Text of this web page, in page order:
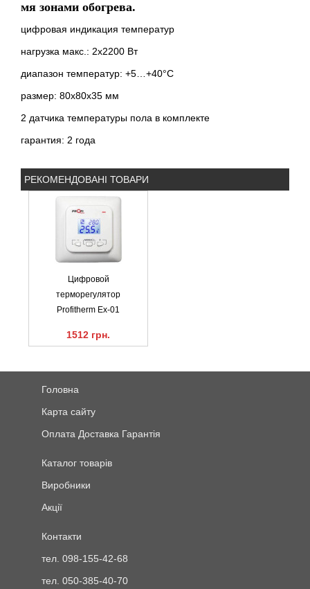
мя зонами обогрева.
цифровая индикация температур
нагрузка макс.: 2х2200 Вт
диапазон температур: +5…+40°С
размер: 80х80х35 мм
2 датчика температуры пола в комплекте
гарантия: 2 года
РЕКОМЕНДОВАНІ ТОВАРИ
Цифровой
терморегулятор
Profitherm Ex-01
1512 грн.
Головна
Карта сайту
Оплата Доставка Гарантія
Каталог товарів
Виробники
Акції
Контакти
тел. 098-155-42-68
тел. 050-385-40-70